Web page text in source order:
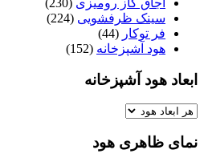
سینک ظرفشویی (224)
فر توکار (44)
هود آشپزخانه (152)
ابعاد هود آشپزخانه
نمای ظاهری هود